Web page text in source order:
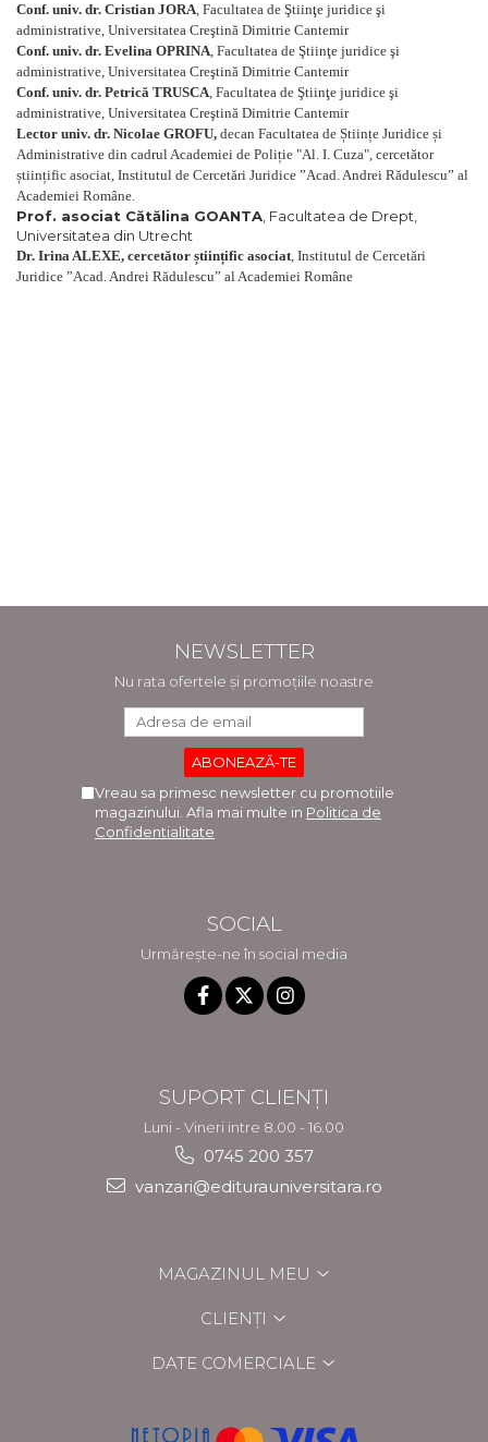
Conf. univ. dr. Cristian JORA, Facultatea de Ştiinţe juridice şi
administrative, Universitatea Creştină Dimitrie Cantemir
Conf. univ. dr. Evelina OPRINA, Facultatea de Ştiinţe juridice şi
administrative, Universitatea Creştină Dimitrie Cantemir
Conf. univ. dr. Petrică TRUSCA, Facultatea de Ştiinţe juridice şi
administrative, Universitatea Creştină Dimitrie Cantemir
Lector univ. dr. Nicolae GROFU, decan Facultatea de Științe Juridice și
Administrative din cadrul Academiei de Poliție "Al. I. Cuza", cercetător
științific asociat, Institutul de Cercetări Juridice ”Acad. Andrei Rădulescu” al
Academiei Române.
Prof. asociat Cătălina GOANTA , Facultatea de Drept,
Universitatea din Utrecht
Dr. Irina ALEXE, cercetător științific asociat, Institutul de Cercetări
Juridice ”Acad. Andrei Rădulescu” al Academiei Române
NEWSLETTER
Nu rata ofertele și promoțiile noastre
Vreau sa primesc newsletter cu promotiile
magazinului. Afla mai multe in Politica de
Confidentialitate
SOCIAL
Urmărește-ne în social media
SUPORT CLIENȚI
Luni - Vineri intre 8.00 - 16.00
0745 200 357
vanzari@editurauniversitara.ro
MAGAZINUL MEU
CLIENȚI
DATE COMERCIALE